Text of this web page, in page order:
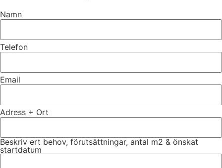
Namn
Telefon
Email
Adress + Ort
Beskriv ert behov, förutsättningar, antal m2 & önskat
startdatum